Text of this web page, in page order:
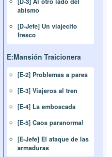
abismo
[D-Jefe] Un viajecito
fresco
E:Mansión Traicionera
[E-2] Problemas a pares
[E-3] Viajeros al tren
[E-4] La emboscada
[E-5] Caos paranormal
[E-Jefe] El ataque de las
armaduras